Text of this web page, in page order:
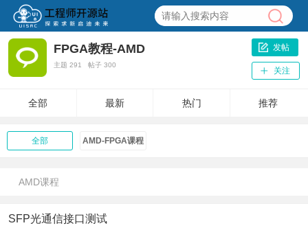
FPGA教程-AMD
主题 291 帖子 300
发帖
关注
全部 最新 热门 推荐
全部 AMD-FPGA课程
AMD课程
SFP光通信接口测试